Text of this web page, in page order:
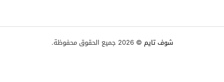
شوف تايم © 2026 جميع الحقوق محفوظة.